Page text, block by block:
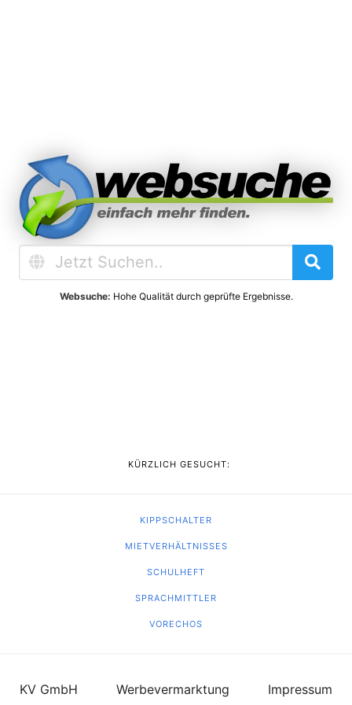
Websuche: Hohe Qualität durch geprüfte Ergebnisse.
KÜRZLICH GESUCHT:
KIPPSCHALTER
MIETVERHÄLTNISSES
SCHULHEFT
SPRACHMITTLER
VORECHOS
KV GmbH Werbevermarktung Impressum